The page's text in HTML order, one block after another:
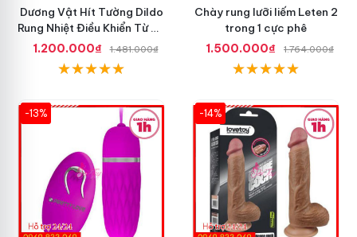
Dương Vật Hít Tường Dildo
Rung Nhiệt Điều Khiển Từ Xa
Tốt Nhất
1.200.000₫ 1.481.000₫
Chày rung lưỡi liếm Leten 2
trong 1 cực phê
1.500.000₫
1.764.000₫
-13% -14%